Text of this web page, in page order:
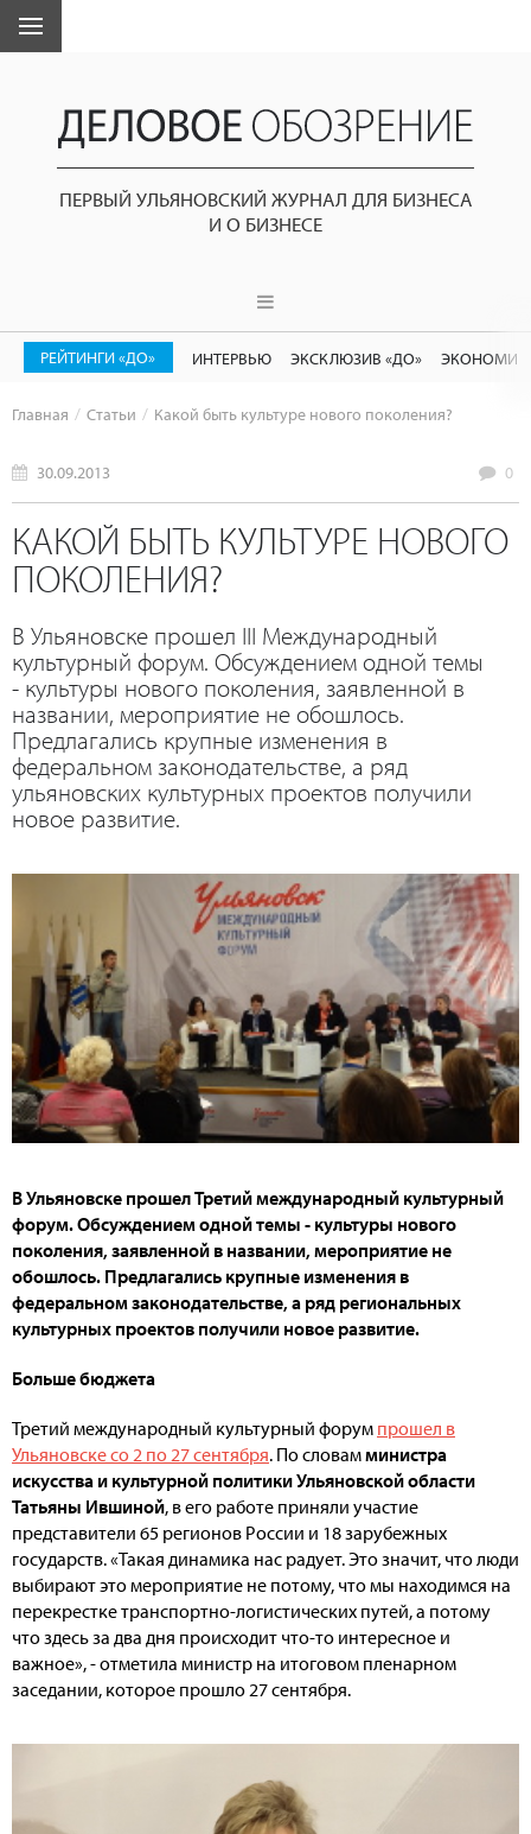
ПЕРВЫЙ УЛЬЯНОВСКИЙ ЖУРНАЛ ДЛЯ БИЗНЕСА
И О БИЗНЕСЕ
РЕЙТИНГИ «ДО» ИНТЕРВЬЮ ЭКСКЛЮЗИВ «ДО»
Главная Статьи Какой быть культуре нового поколения?
30.09.2013 0
КАКОЙ БЫТЬ КУЛЬТУРЕ НОВОГО
ПОКОЛЕНИЯ?
В Ульяновске прошел III Международный
культурный форум. Обсуждением одной темы
- культуры нового поколения, заявленной в
названии, мероприятие не обошлось.
Предлагались крупные изменения в
федеральном законодательстве, а ряд
ульяновских культурных проектов получили
новое развитие.
В Ульяновске прошел Третий международный культурный
форум. Обсуждением одной темы - культуры нового
поколения, заявленной в названии, мероприятие не
обошлось. Предлагались крупные изменения в
федеральном законодательстве, а ряд региональных
культурных проектов получили новое развитие.
Больше бюджета
Третий международный культурный форум прошел в
Ульяновске со 2 по 27 сентября. По словамминистра
искусства и культурной политики Ульяновской области
Татьяны Ившиной, в его работе приняли участие
представители 65 регионов России и 18 зарубежных
государств. «Такая динамика нас радует. Это значит, что люди
выбирают это мероприятие не потому, что мы находимся на
перекрестке транспортно-логистических путей, а потому
что здесь за два дня происходит что-то интересное и
важное», - отметила министр на итоговом пленарном
заседании, которое прошло 27 сентября.